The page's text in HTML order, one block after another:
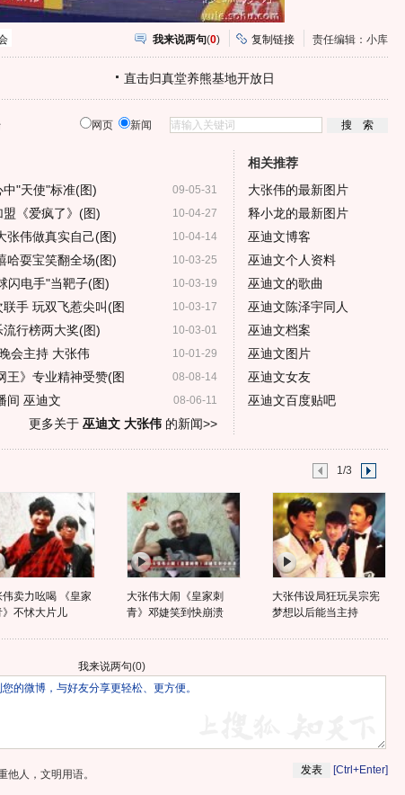
我来说两句(0) 复制链接 责任编辑：小库
直击归真堂养熊基地开放日
网页 新闻
09-05-31
"天使"标准(图)
10-04-27
《爱疯了》(图)
10-04-14
张伟做真实自己(图)
10-03-25
哈耍宝笑翻全场(图)
10-03-19
闪电手"当靶子(图)
10-03-17
手 玩双飞惹尖叫(图
10-03-01
行榜两大奖(图)
10-01-29
会主持 大张伟
08-08-14
王》专业精神受赞(图
08-06-11
间 巫迪文
更多关于 巫迪文 大张伟的新闻>>
相关推荐
大张伟的最新图片
释小龙的最新图片
巫迪文博客
巫迪文个人资料
巫迪文的歌曲
巫迪文陈泽宇同人
巫迪文档案
巫迪文图片
巫迪文女友
巫迪文百度贴吧
1/3
伟卖力吆喝 《皇家
》不怵大片儿
大张伟大闹《皇家刺
青》邓婕笑到快崩溃
大张伟设局狂玩吴宗宪
梦想以后能当主持
我来说两句(0)
人，文明用语。 [Ctrl+Enter]